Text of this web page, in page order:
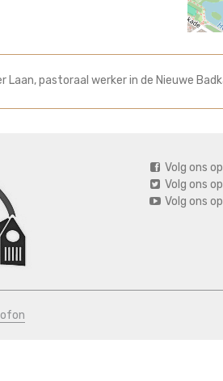
Laan, pastoraal werker in de Nieuwe
Volg ons
Volg ons
Volg ons